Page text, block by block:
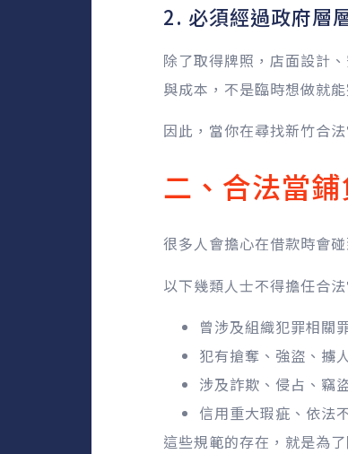
2. 必須經過政府層
除了取得牌照，店面設計
與成本，不是臨時想做就能
因此，當你在尋找新竹合
二、合法當
很多人會擔心在借款時會
以下幾類人士不得擔任合法
曾涉及組織犯罪相關
犯有搶奪、強盜、擄
涉及詐欺、侵占、竊
信用重大瑕疵、依法
這些規範的存在，就是為